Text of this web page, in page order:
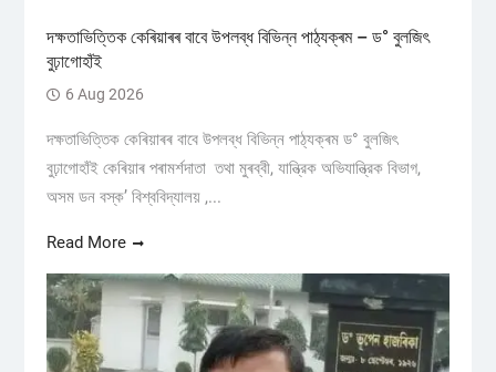
দক্ষতাভিত্তিক কেৰিয়াৰৰ বাবে উপলব্ধ বিভিন্ন পাঠ্যক্ৰম – ড° বুলজিৎ
বুঢ়াগোহাঁই
6 Aug 2026
দক্ষতাভিত্তিক কেৰিয়াৰৰ বাবে উপলব্ধ বিভিন্ন পাঠ্যক্ৰম ড° বুলজিৎ
বুঢ়াগোহাঁই কেৰিয়াৰ পৰামৰ্শদাতা তথা মুৰব্বী, যান্ত্রিক অভিযান্ত্রিক বিভাগ,
অসম ডন বস্ক’ বিশ্ববিদ্যালয় ,...
Read More